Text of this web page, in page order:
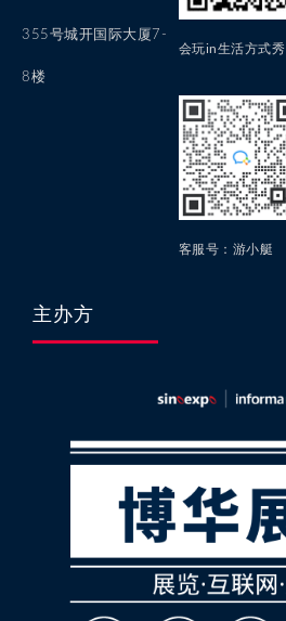
355号城开国际大厦7-
8楼
会玩in生活方式秀
客服号：游小艇
主办方